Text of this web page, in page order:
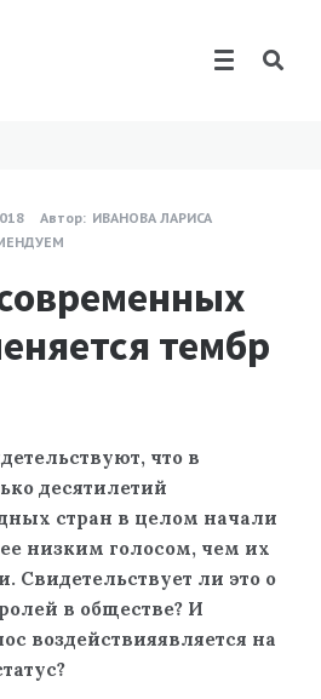
Автор: ИВАНОВА ЛАРИСА
тембр
что в
десятилетий
стран в целом начали
низким голосом, чем их
ли это о
в обществе? И
воздействияявляется на